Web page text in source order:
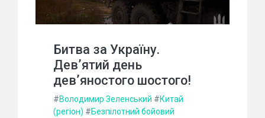
Битва за Україну.
Дев’ятий день
дев’яностого шостого!
#Володимир Зеленський #Китай
(регіон) #Безпілотний бойовий